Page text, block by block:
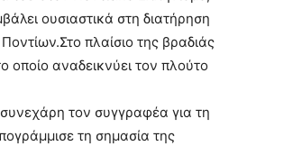
ουσιαστικά στη διατήρηση
πλαίσιο της βραδιάς
οποίο αναδεικνύει τον πλούτο
τον συγγραφέα για τη
τη σημασία της